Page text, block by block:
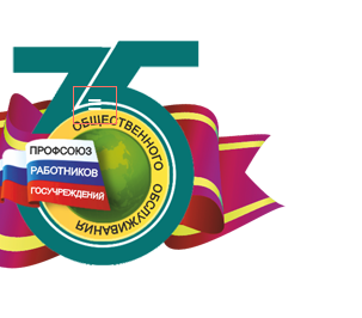
Республиканская
общероссийского
работников
и общественного
обслуживания РФ